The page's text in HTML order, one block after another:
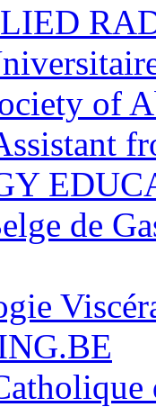
of
de